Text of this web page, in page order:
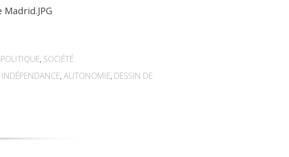
POLITIQUE, SOCIÉTÉ
INDÉPENDANCE,AUTONOMIE, DESSIN DE